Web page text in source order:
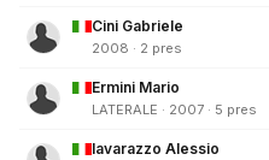
Cini Gabriele
2008 · 2 pres
Ermini Mario
LATERALE · 2007 · 5 pres
Iavarazzo Alessio